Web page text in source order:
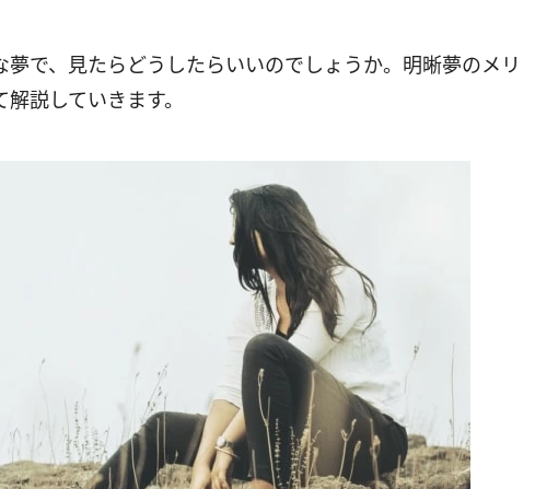
で、見たらどうしたらいいのでしょうか。明晰夢のメリ
説していきます。